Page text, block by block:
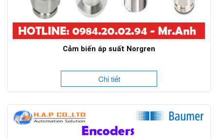
Cảm biến áp suất Norgren
Chi tiết